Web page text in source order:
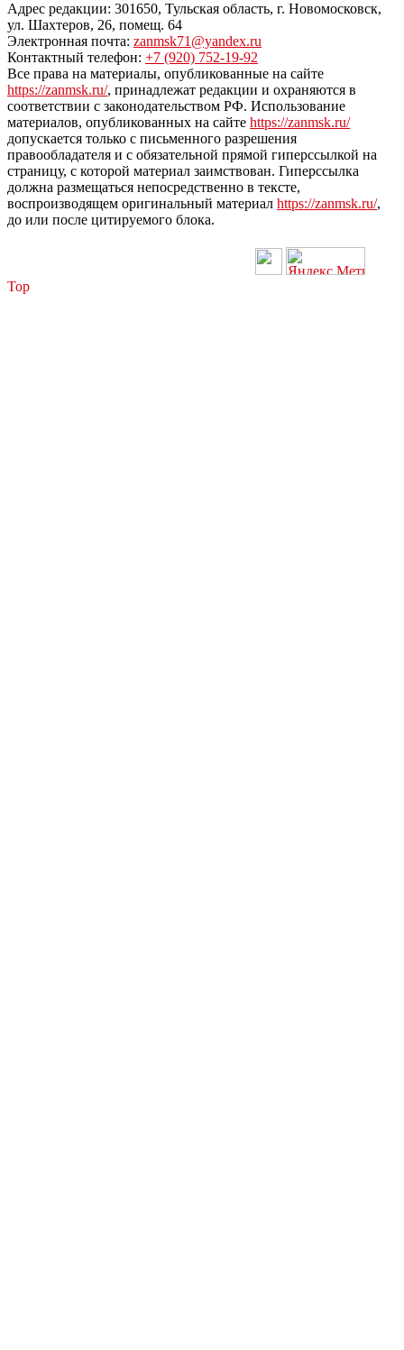
Адрес редакции: 301650, Тульская область, г. Новомосковск,
ул. Шахтеров, 26, помещ. 64
Электронная почта: zanmsk71@yandex.ru
Контактный телефон: +7 (920) 752-19-92
Все права на материалы, опубликованные на сайте
https://zanmsk.ru/, принадлежат редакции и охраняются в
соответствии с законодательством РФ. Использование
материалов, опубликованных на сайте https://zanmsk.ru/
допускается только с письменного разрешения
правообладателя и с обязательной прямой гиперссылкой на
страницу, с которой материал заимствован. Гиперссылка
должна размещаться непосредственно в тексте,
воспроизводящем оригинальный материал https://zanmsk.ru/,
до или после цитируемого блока.
Top